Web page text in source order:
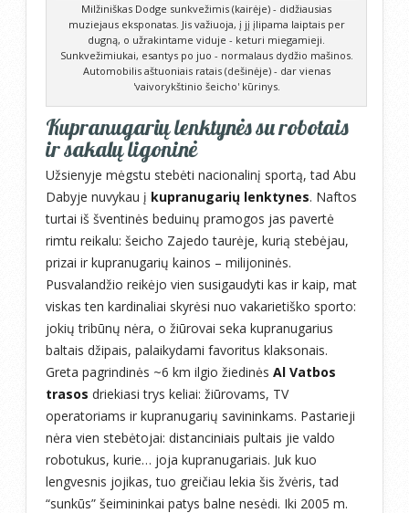
Milžiniškas Dodge sunkvežimis (kairėje) - didžiausias
muziejaus eksponatas. Jis važiuoja, į jį įlipama laiptais per
dugną, o užrakintame viduje - keturi miegamieji.
Sunkvežimiukai, esantys po juo - normalaus dydžio mašinos.
Automobilis aštuoniais ratais (dešinėje) - dar vienas
'vaivorykštinio šeicho' kūrinys.
Kupranugarių lenktynės su robotais
ir sakalų ligoninė
Užsienyje mėgstu stebėti nacionalinį sportą, tad Abu
Dabyje nuvykau į kupranugarių lenktynes. Naftos
turtai iš šventinės beduinų pramogos jas pavertė
rimtu reikalu: šeicho Zajedo taurėje, kurią stebėjau,
prizai ir kupranugarių kainos – milijoninės.
Pusvalandžio reikėjo vien susigaudyti kas ir kaip, mat
viskas ten kardinaliai skyrėsi nuo vakarietiško sporto:
jokių tribūnų nėra, o žiūrovai seka kupranugarius
baltais džipais, palaikydami favoritus klaksonais.
Greta pagrindinės ~6 km ilgio žiedinės Al Vatbos
trasos driekiasi trys keliai: žiūrovams, TV
operatoriams ir kupranugarių savininkams. Pastarieji
nėra vien stebėtojai: distanciniais pultais jie valdo
robotukus, kurie… joja kupranugariais. Juk kuo
lengvesnis jojikas, tuo greičiau lekia šis žvėris, tad
“sunkūs” šeimininkai patys balne nesėdi. Iki 2005 m.